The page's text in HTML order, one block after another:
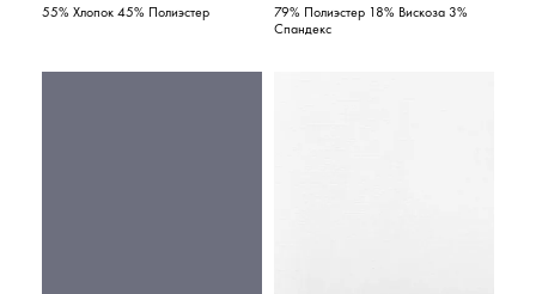
55% Хлопок 45% Полиэстер
79% Полиэстер 18% Вискоза 3%
Спандекс